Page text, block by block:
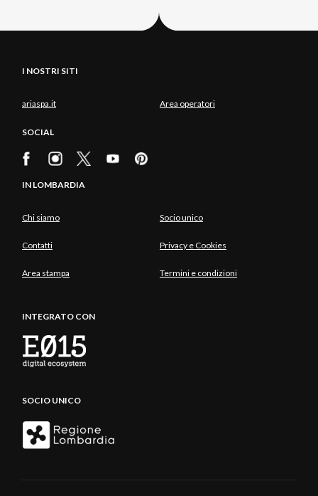
I NOSTRI SITI
ariaspa.it Area operatori
SOCIAL
IN LOMBARDIA
Chi siamo Socio unico
Contatti Privacy e Cookies
Area stampa Termini e condizioni
INTEGRATO CON
SOCIO UNICO